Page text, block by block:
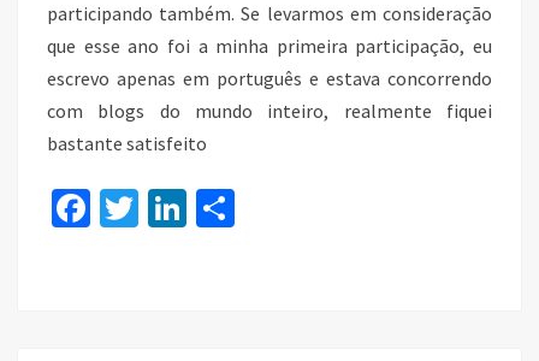
participando também. Se levarmos em consideração
que esse ano foi a minha primeira participação, eu
escrevo apenas em português e estava concorrendo
com blogs do mundo inteiro, realmente fiquei
bastante satisfeito
Fa T
Li